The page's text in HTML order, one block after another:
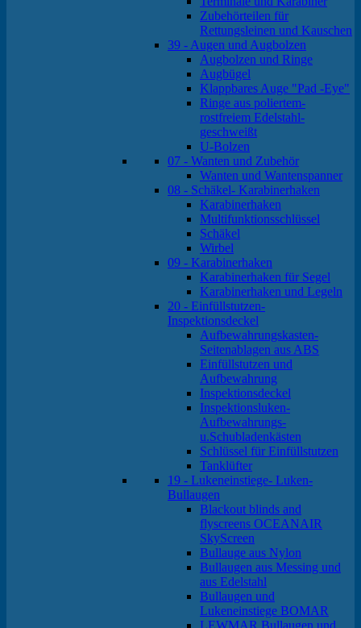
Zubehörteilen für
Rettungsleinen und Kauschen
39 - Augen und Augbolzen
Augbolzen und Ringe
Augbügel
Klappbares Auge "Pad -Eye"
Ringe aus poliertem-
rostfreiem Edelstahl-
geschweißt
U-Bolzen
07 - Wanten und Zubehör
Wanten und Wantenspanner
08 - Schäkel- Karabinerhaken
Karabinerhaken
Multifunktionsschlüssel
Schäkel
Wirbel
09 - Karabinerhaken
Karabinerhaken für Segel
Karabinerhaken und Legeln
20 - Einfüllstutzen-
Inspektionsdeckel
Aufbewahrungskasten-
Seitenablagen aus ABS
Einfüllstutzen und
Aufbewahrung
Inspektionsdeckel
Inspektionsluken-
Aufbewahrungs-
u.Schubladenkästen
Schlüssel für Einfüllstutzen
Tanklüfter
19 - Lukeneinstiege- Luken-
Bullaugen
Blackout blinds and
flyscreens OCEANAIR
SkyScreen
Bullauge aus Nylon
Bullaugen aus Messing und
aus Edelstahl
Bullaugen und
Lukeneinstiege BOMAR
LEWMAR Bullaugen und